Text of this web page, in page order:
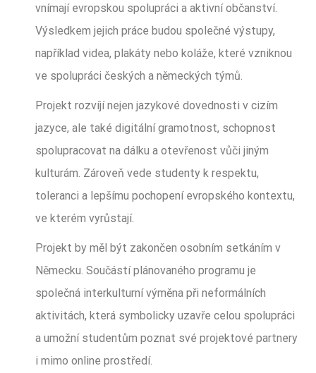
vnímají evropskou spolupráci a aktivní občanství.
Výsledkem jejich práce budou společné výstupy,
například videa, plakáty nebo koláže, které vzniknou
ve spolupráci českých a německých týmů.
Projekt rozvíjí nejen jazykové dovednosti v cizím
jazyce, ale také digitální gramotnost, schopnost
spolupracovat na dálku a otevřenost vůči jiným
kulturám. Zároveň vede studenty k respektu,
toleranci a lepšímu pochopení evropského kontextu,
ve kterém vyrůstají.
Projekt by měl být zakončen osobním setkáním v
Německu. Součástí plánovaného programu je
společná interkulturní výměna při neformálních
aktivitách, která symbolicky uzavře celou spolupráci
a umožní studentům poznat své projektové partnery
i mimo online prostředí.